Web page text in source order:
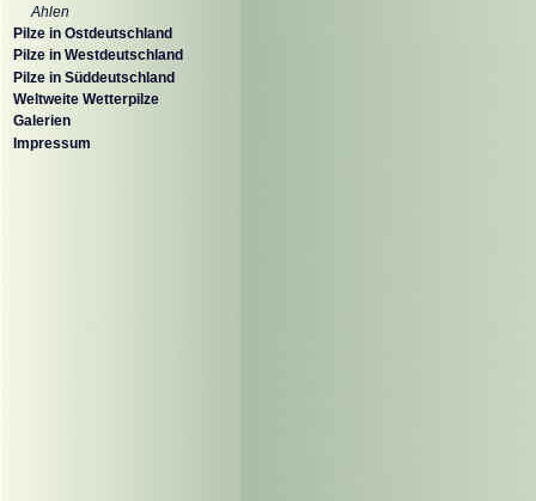
Ahlen
Pilze in Ostdeutschland
Pilze in Westdeutschland
Pilze in Süddeutschland
Weltweite Wetterpilze
Galerien
Impressum